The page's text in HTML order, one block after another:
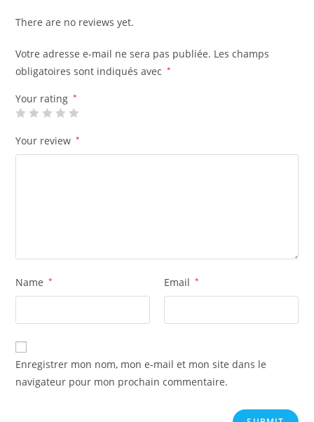
There are no reviews yet.
Votre adresse e-mail ne sera pas publiée. Les champs
obligatoires sont indiqués avec
*
Your rating *
Your review *
Name * Email *
Enregistrer mon nom, mon e-mail et mon site dans le
navigateur pour mon prochain commentaire.